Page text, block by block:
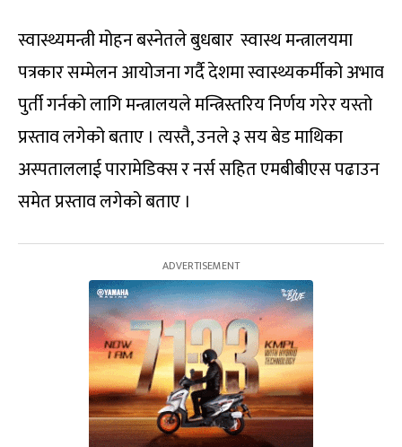
स्वास्थ्यमन्त्री मोहन बस्नेतले बुधबार स्वास्थ मन्त्रालयमा
पत्रकार सम्मेलन आयोजना गर्दै देशमा स्वास्थ्यकर्मीको अभाव
पुर्ती गर्नको लागि मन्त्रालयले मन्त्रिस्तरिय निर्णय गरेर यस्तो
प्रस्ताव लगेको बताए । त्यस्तै, उनले ३ सय बेड माथिका
अस्पताललाई पारामेडिक्स र नर्स सहित एमबीबीएस पढाउन
समेत प्रस्ताव लगेको बताए ।